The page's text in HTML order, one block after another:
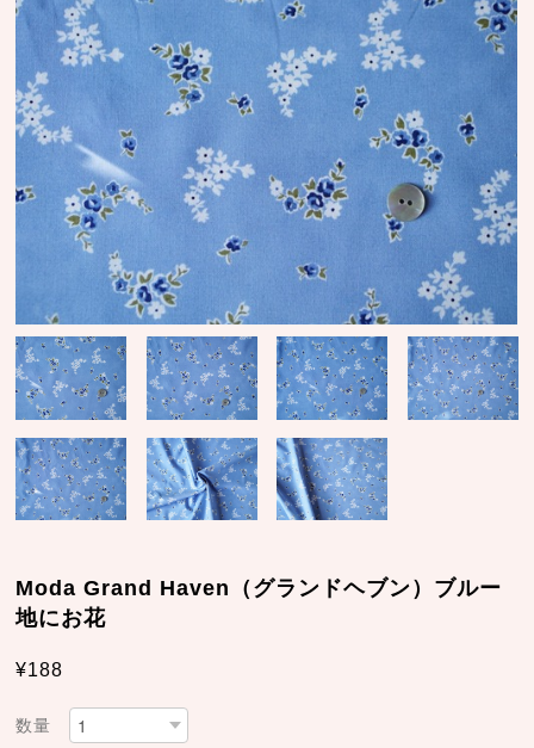
Moda Grand Haven（グランドヘブン）ブルー
地にお花
¥188
数量